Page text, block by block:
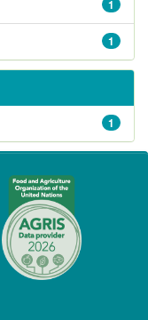
1
1
1